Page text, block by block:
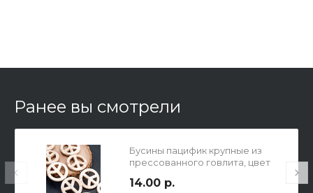
Ранее вы смотрели
Бусины пацифик крупные из
прессованного говлита, цвет
толщина 5мм, отв-е 1.5мм.
14.00 р.